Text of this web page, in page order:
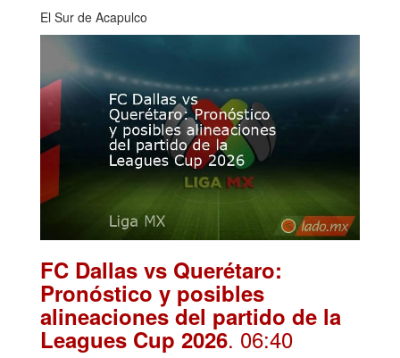
El Sur de Acapulco
FC Dallas vs Querétaro:
Pronóstico y posibles
alineaciones del partido de la
Leagues Cup 2026. 06:40